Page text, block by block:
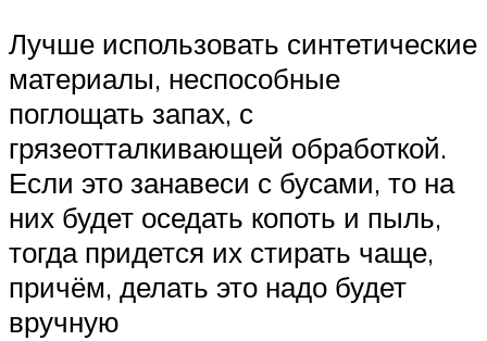
Лучше использовать синтетические
материалы, неспособные
поглощать запах, с
грязеотталкивающей обработкой.
Если это занавеси с бусами, то на
них будет оседать копоть и пыль,
тогда придется их стирать чаще,
причём, делать это надо будет
вручную